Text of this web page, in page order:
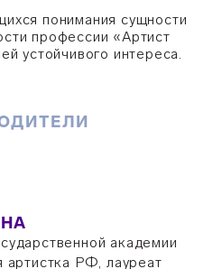
понимания сущности
профессии «Артист
устойчивого интереса.
академии
артистка РФ, лауреат